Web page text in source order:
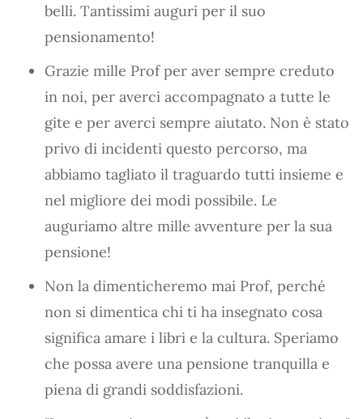
belli. Tantissimi auguri per il suo
pensionamento!
Grazie mille Prof per aver sempre creduto
in noi, per averci accompagnato a tutte le
gite e per averci sempre aiutato. Non è stato
privo di incidenti questo percorso, ma
abbiamo tagliato il traguardo tutti insieme e
nel migliore dei modi possibile. Le
auguriamo altre mille avventure per la sua
pensione!
Non la dimenticheremo mai Prof, perché
non si dimentica chi ti ha insegnato cosa
significa amare i libri e la cultura. Speriamo
che possa avere una pensione tranquilla e
piena di grandi soddisfazioni.